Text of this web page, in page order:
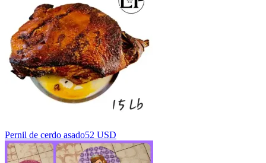
Pernil de cerdo asado52 USD